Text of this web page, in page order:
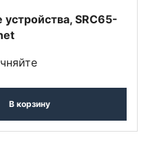
SRC65-
В корзину